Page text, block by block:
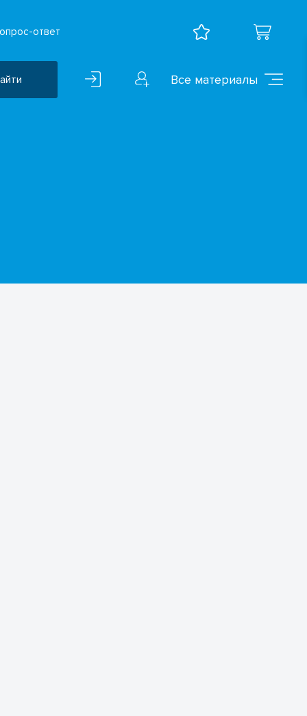
ответ
Все материалы